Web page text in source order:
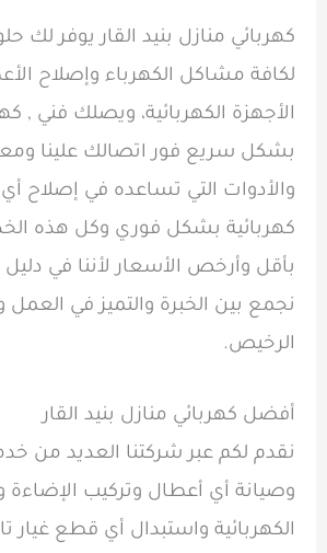
كهربائي منازل بنيد القار يوفر لك
لكافة مشاكل الكهرباء وإصلاح
الأجهزة الكهربائية، ويصلك فني ,
بشكل سريع فور اتصالك علينا
والأدوات التي تساعده في إصلاح
كهربائية بشكل فوري وكل هذه
بأقل وأرخص الأسعار لأننا في
نجمع بين الخبرة والتميز في العمل
الرخيص.
أفضل كهربائي منازل بنيد القار
نقدم لكم عبر شركتنا العديد من
وصيانة أي أعطال وتركيب الإضاءة
الكهربائية واستبدال أي قطع غيار